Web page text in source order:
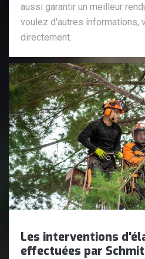
aussi garantir un meilleur
voulez d'autres informations,
directement.
Les interventions
effectuées par